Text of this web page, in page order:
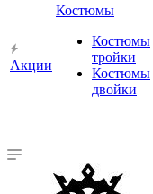
Акции
Костюмы
Костюмы
тройки
Костюмы
двойки